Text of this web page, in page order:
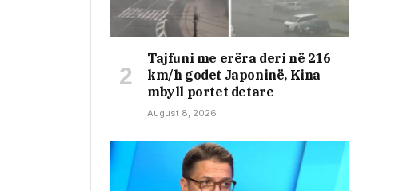
Tajfuni me erëra deri në 216
km/h godet Japoninë, Kina
mbyll portet detare
August 8, 2026